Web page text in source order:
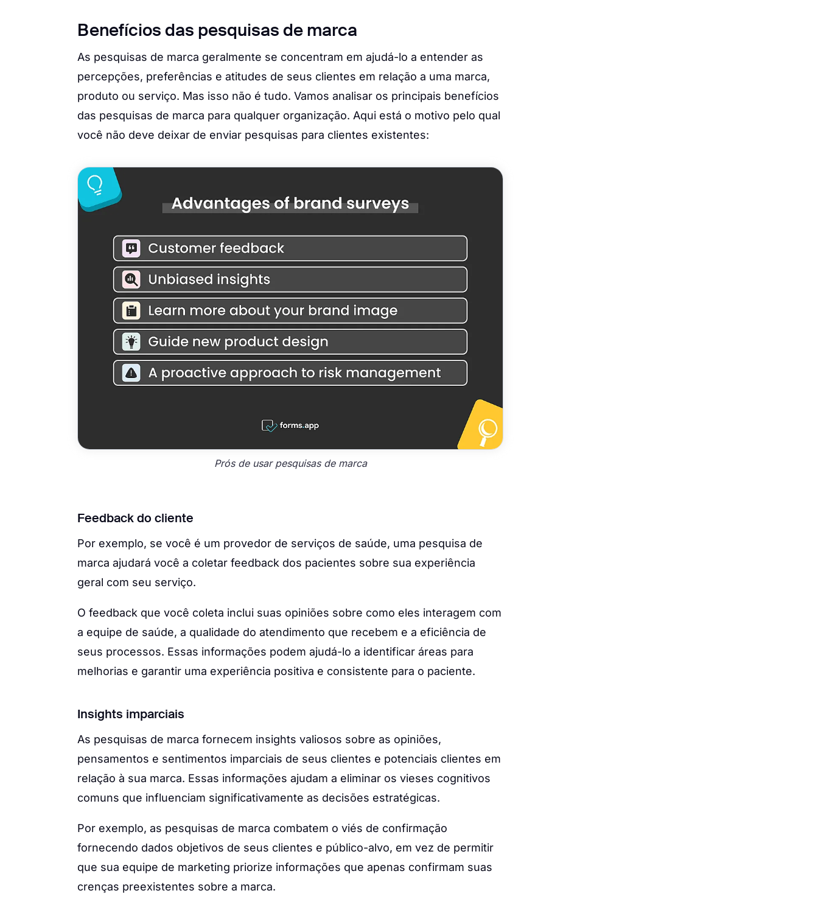
Benefícios das pesquisas de marca
As pesquisas de marca geralmente se concentram em ajudá-lo a entender as
percepções, preferências e atitudes de seus clientes em relação a uma marca,
produto ou serviço. Mas isso não é tudo. Vamos analisar os principais benefícios
das pesquisas de marca para qualquer organização. Aqui está o motivo pelo qual
você não deve deixar de enviar pesquisas para clientes existentes:
Prós de usar pesquisas de marca
Feedback do cliente
Por exemplo, se você é um provedor de serviços de saúde, uma pesquisa de
marca ajudará você a coletar feedback dos pacientes sobre sua experiência
geral com seu serviço.
O feedback que você coleta inclui suas opiniões sobre como eles interagem com
a equipe de saúde, a qualidade do atendimento que recebem e a eficiência de
seus processos. Essas informações podem ajudá-lo a identificar áreas para
melhorias e garantir uma experiência positiva e consistente para o paciente.
Insights imparciais
As pesquisas de marca fornecem insights valiosos sobre as opiniões,
pensamentos e sentimentos imparciais de seus clientes e potenciais clientes em
relação à sua marca. Essas informações ajudam a eliminar os vieses cognitivos
comuns que influenciam significativamente as decisões estratégicas.
Por exemplo, as pesquisas de marca combatem o viés de confirmação
fornecendo dados objetivos de seus clientes e público-alvo, em vez de permitir
que sua equipe de marketing priorize informações que apenas confirmam suas
crenças preexistentes sobre a marca.